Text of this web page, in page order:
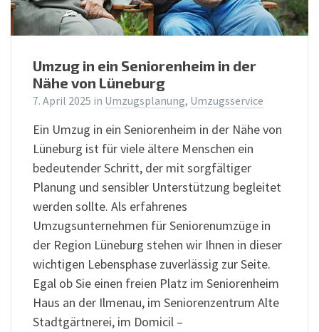
Umzug in ein Seniorenheim in der
Nähe von Lüneburg
7. April 2025 in Umzugsplanung, Umzugsservice
Ein Umzug in ein Seniorenheim in der Nähe von
Lüneburg ist für viele ältere Menschen ein
bedeutender Schritt, der mit sorgfältiger
Planung und sensibler Unterstützung begleitet
werden sollte. Als erfahrenes
Umzugsunternehmen für Seniorenumzüge in
der Region Lüneburg stehen wir Ihnen in dieser
wichtigen Lebensphase zuverlässig zur Seite.
Egal ob Sie einen freien Platz im Seniorenheim
Haus an der Ilmenau, im Seniorenzentrum Alte
Stadtgärtnerei, im Domicil –